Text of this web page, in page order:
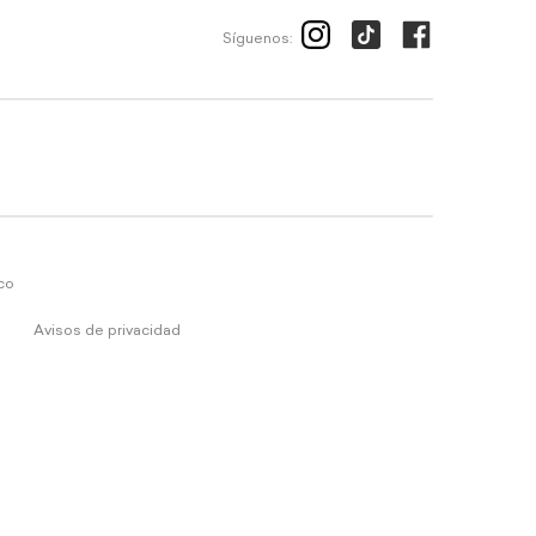
Síguenos:
Avisos de privacidad